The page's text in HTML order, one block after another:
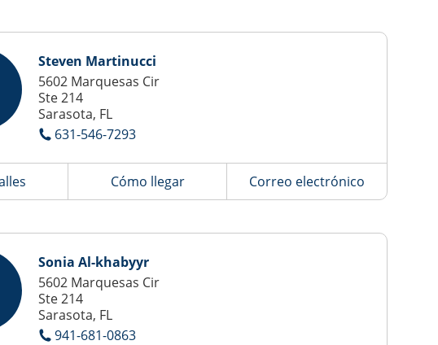
Steven Martinucci
5602 Marquesas Cir
Ste 214
Sarasota, FL
631-546-7293
Cómo llegar Correo electrónico
Sonia Al-khabyyr
5602 Marquesas Cir
Ste 214
Sarasota, FL
941-681-0863